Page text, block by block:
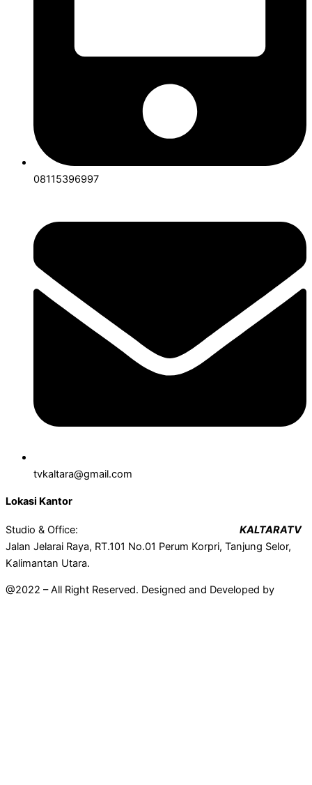
08115396997
tvkaltara@gmail.com
Lokasi Kantor
Studio & Office: KALTARATV
Jalan Jelarai Raya, RT.101 No.01 Perum Korpri, Tanjung Selor,
Kalimantan Utara.
@2022 – All Right Reserved. Designed and Developed by